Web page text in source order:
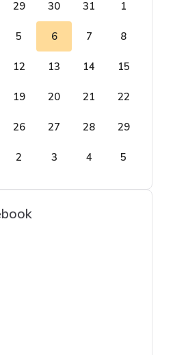
29 30 31 1
5 6 7 8
12 13 14 15
19 20 21 22
26 27 28 29
2 3 4 5